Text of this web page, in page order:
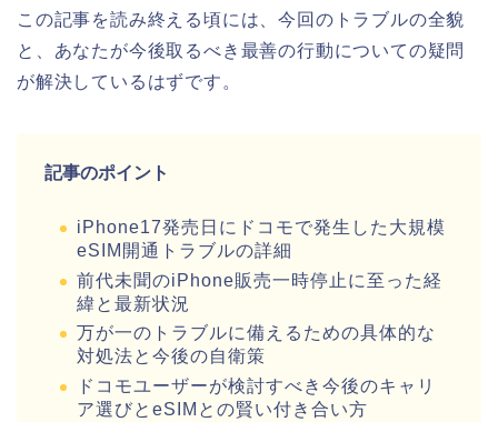
この記事を読み終える頃には、今回のトラブルの全貌
と、あなたが今後取るべき最善の行動についての疑問
が解決しているはずです。
記事のポイント
iPhone17発売日にドコモで発生した大規模
eSIM開通トラブルの詳細
前代未聞のiPhone販売一時停止に至った経
緯と最新状況
万が一のトラブルに備えるための具体的な
対処法と今後の自衛策
ドコモユーザーが検討すべき今後のキャリ
ア選びとeSIMとの賢い付き合い方